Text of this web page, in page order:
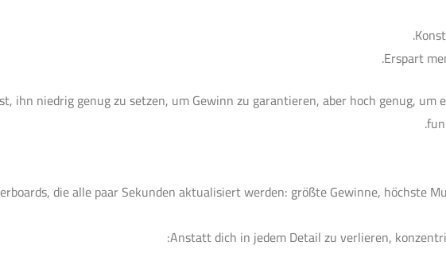
Erspart
ihn niedrig genug zu setzen, um Gewinn zu garantieren, aber hoch genug,
die alle paar Sekunden aktualisiert werden: größte Gewinne, höchste
Anstatt dich in jedem Detail zu verlieren,